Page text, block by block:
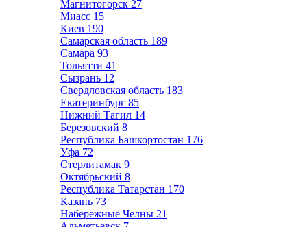
Магнитогорск 27
Миасс 15
Киев 190
Самарская область 189
Самара 93
Тольятти 41
Сызрань 12
Свердловская область 183
Екатеринбург 85
Нижний Тагил 14
Березовский 8
Республика Башкортостан 176
Уфа 72
Стерлитамак 9
Октябрьский 8
Республика Татарстан 170
Казань 73
Набережные Челны 21